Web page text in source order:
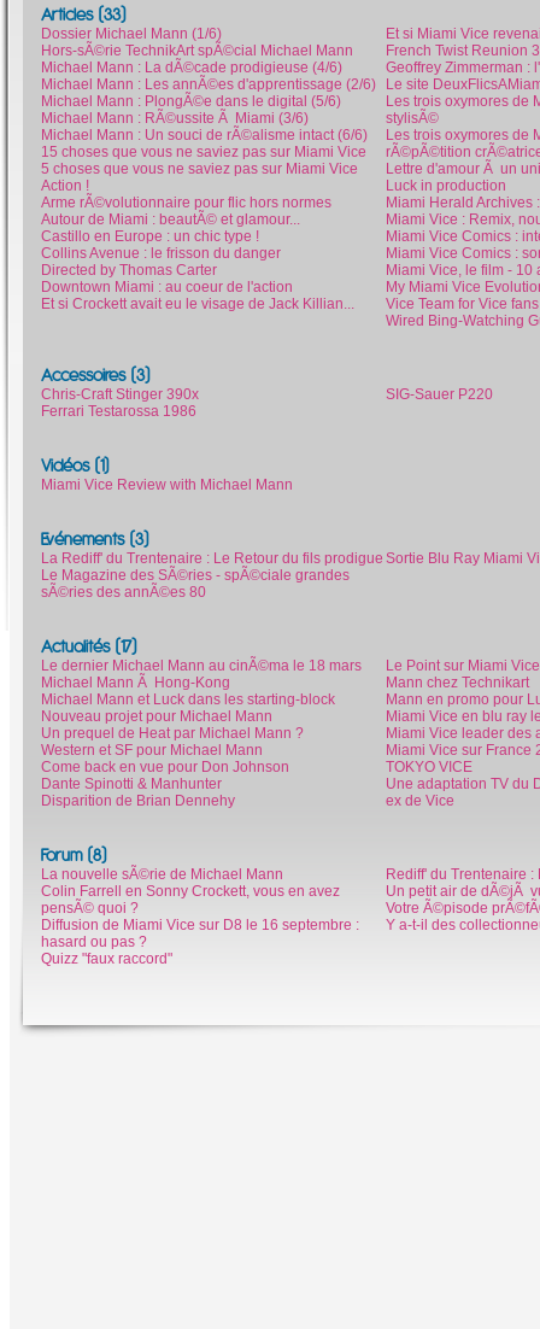
Articles (33)
Dossier Michael Mann (1/6)
Hors-sÃ©rie TechnikArt spÃ©cial Michael Mann
Michael Mann : La dÃ©cade prodigieuse (4/6)
Michael Mann : Les annÃ©es d'apprentissage (2/6)
Michael Mann : PlongÃ©e dans le digital (5/6)
Michael Mann : RÃ©ussite Ã Miami (3/6)
Michael Mann : Un souci de rÃ©alisme intact (6/6)
15 choses que vous ne saviez pas sur Miami Vice
5 choses que vous ne saviez pas sur Miami Vice
Action !
Arme rÃ©volutionnaire pour flic hors normes
Autour de Miami : beautÃ© et glamour...
Castillo en Europe : un chic type !
Collins Avenue : le frisson du danger
Directed by Thomas Carter
Downtown Miami : au coeur de l'action
Et si Crockett avait eu le visage de Jack Killian...
Et si Miami Vice
French Twist Reunion
Geoffrey Zimmerman :
Le site
Les trois oxymores de
stylisÃ©
Les trois oxymores de
rÃ©pÃ©tition
Lettre d'amour Ã un
Luck in production
Miami Herald Archives
Miami Vice : Remix,
Miami Vice Comics :
Miami Vice Comics :
Miami Vice, le film -
My Miami Vice
Vice Team for Vice fans
Wired Bing-Watching
Accessoires (3)
Chris-Craft Stinger 390x
Ferrari Testarossa 1986
SIG-Sauer P220
Vidéos (1)
Miami Vice Review with Michael Mann
Evénements (3)
La Rediff' du Trentenaire : Le Retour du fils prodigue
Le Magazine des SÃ©ries - spÃ©ciale grandes
sÃ©ries des annÃ©es 80
Sortie Blu Ray Miami
Actualités (17)
Le dernier Michael Mann au cinÃ©ma le 18 mars
Michael Mann Ã Hong-Kong
Michael Mann et Luck dans les starting-block
Nouveau projet pour Michael Mann
Un prequel de Heat par Michael Mann ?
Western et SF pour Michael Mann
Come back en vue pour Don Johnson
Dante Spinotti & Manhunter
Disparition de Brian Dennehy
Le Point sur Miami Vice
Mann chez Technikart
Mann en promo pour
Miami Vice en blu ray
Miami Vice leader des
Miami Vice sur France
TOKYO VICE
Une adaptation TV du
ex de Vice
Forum (8)
La nouvelle sÃ©rie de Michael Mann
Colin Farrell en Sonny Crockett, vous en avez
pensÃ© quoi ?
Diffusion de Miami Vice sur D8 le 16 septembre :
hasard ou pas ?
Quizz "faux raccord"
Rediff' du Trentenaire
Un petit air de dÃ©jÃ
Votre Ã©pisode
Y a-t-il des